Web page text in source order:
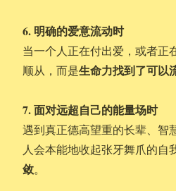
6. 明确的爱意流动时
当一个人正在付出爱，或者正
顺从，而是生命力找到了可以
7. 面对远超自己的能量场时
遇到真正德高望重的长辈、智
人会本能地收起张牙舞爪的自
敛。